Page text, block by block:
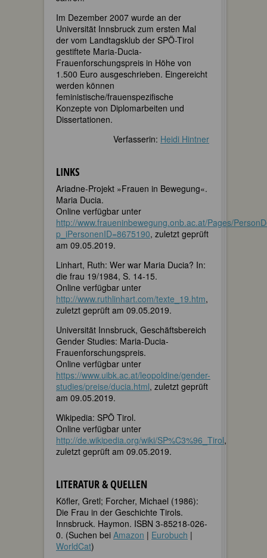
Im Dezember 2007 wurde an der
Universität Innsbruck zum ersten Mal
der vom Landtagsklub der SPÖ-Tirol
gestiftete Maria-Ducia-
Frauenforschungspreis in Höhe von
1.500 Euro ausgeschrieben. Eingereicht
werden können
feministische/frauenspezifische
Konzepte von Diplomarbeiten und
Dissertationen.
Verfasserin: Heidi Hintner
LINKS
Ariadne-Projekt »Frauen in Bewegung«.
Maria Ducia.
Online verfügbar unter
http://www.fraueninbewegung.onb.ac.at/Pages/
p_iPersonenID=8675190, zuletzt geprüft
am 09.05.2019.
Linhart, Ruth: Wer war Maria Ducia? In:
die frau 19/1984, S. 14-15.
Online verfügbar unter
http://www.ruthlinhart.com/texte_19.htm,
zuletzt geprüft am 09.05.2019.
Universität Innsbruck, Geschäftsbereich
Gender Studies: Maria-Ducia-
Frauenforschungspreis.
Online verfügbar unter
https://www.uibk.ac.at/leopoldine/gender-
studies/preise/ducia.html, zuletzt geprüft
am 09.05.2019.
Wikipedia: SPÖ Tirol.
Online verfügbar unter
http://de.wikipedia.org/wiki/SP%C3%96_Tirol,
zuletzt geprüft am 09.05.2019.
LITERATUR & QUELLEN
Köfler, Gretl; Forcher, Michael (1986):
Die Frau in der Geschichte Tirols.
Innsbruck. Haymon. ISBN 3-85218-026-
0. (Suchen bei Amazon | Eurobuch |
WorldCat)